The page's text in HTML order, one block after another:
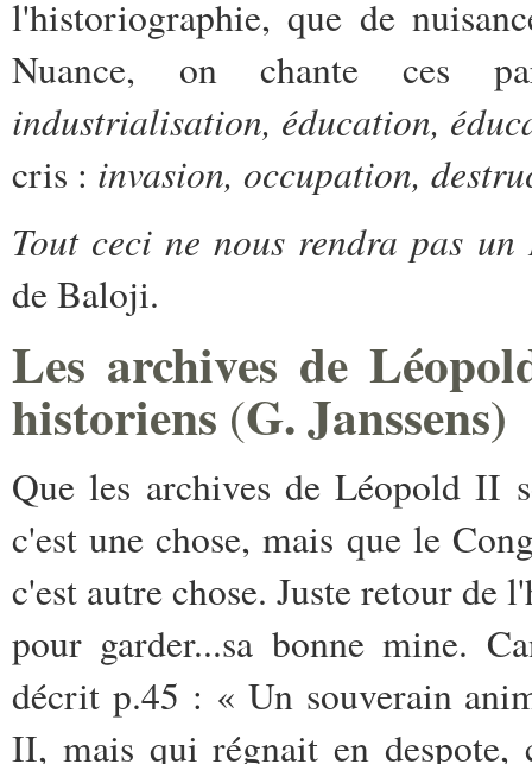
l'historiographie, que de
Nuance, on chante ces
industrialisation, éducation,
cris : invasion, occupation,
Tout ceci ne nous rendra pas
de Baloji.
Les archives de
historiens (G. Janssens)
Que les archives de Léopold II
c'est une chose, mais que le
c'est autre chose. Juste retour
pour garder...sa bonne mine.
décrit p.45 : « Un souverain
II, mais qui régnait en despote,